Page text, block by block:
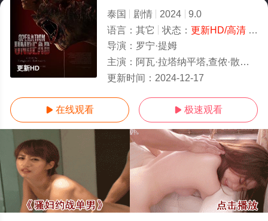
更新HD
泰国 剧情 2024
9.0
语言： 其它 状态： 更新HD/高清- 免费在线观看
导演： 罗宁·提姆
主演： 阿瓦·拉塔纳平塔,查侬·散顶腾古,渡边信
更新时间： 2024-12-17
 在线观看  极速观看